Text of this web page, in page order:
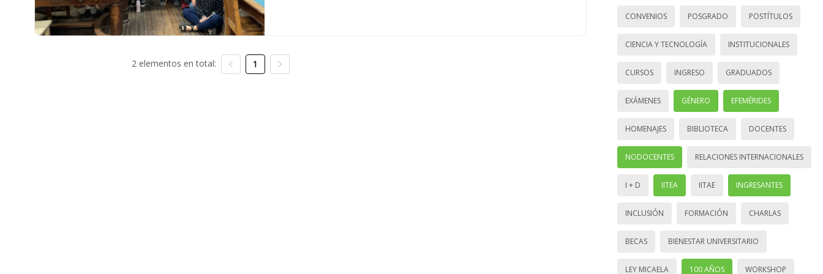
2 elementos en total: 1
CONVENIOS POSGRADO POSTÍTULOS
CIENCIA Y TECNOLOGÍA INSTITUCIONALES
CURSOS INGRESO GRADUADOS
EXÁMENES GÉNERO EFEMÉRIDES
HOMENAJES BIBLIOTECA DOCENTES
NODOCENTES RELACIONES INTERNACIONALES
I + D IITEA IITAE INGRESANTES
INCLUSIÓN FORMACIÓN CHARLAS
BECAS BIENESTAR UNIVERSITARIO
LEY MICAELA 100 AÑOS WORKSHOP